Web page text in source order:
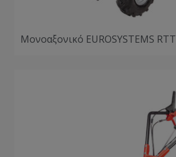
Μονοαξονικό EUROSYSTEMS